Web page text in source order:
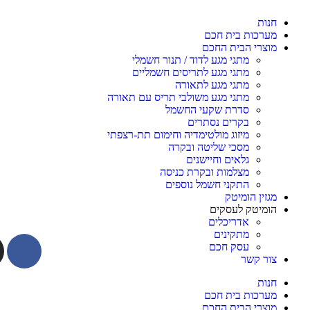
חנות
מערכות בית חכם
מוצרי הבית החכם
מתגי מגע לדוד / תנור חשמלי
מתגי מגע לתריסים חשמליים
מתגי מגע לתאורה
מתגי מגע משולבי תריס עם תאורה
סדרת שקעי החשמל
בקרים נסתרים
מיזוג מולטימדיה וחימום תת-רצפתי
מסכי שליטה ובקרה
גלאים וחיישנים
מצלמות ובקרת כניסה
התקני חשמל נוספים
מגזין הומיטק
הומיטק לעסקים
אדריכלים
מתקינים
עסק חכם
צור קשר
חנות
מערכות בית חכם
מוצרי הבית החכם